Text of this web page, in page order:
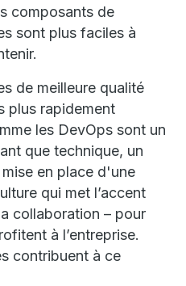
composants de
sont plus faciles à
de meilleure qualité
plus rapidement
les DevOps sont un
que technique, un
en place d'une
qui met l’accent
collaboration – pour
à l’entreprise.
contribuent à ce